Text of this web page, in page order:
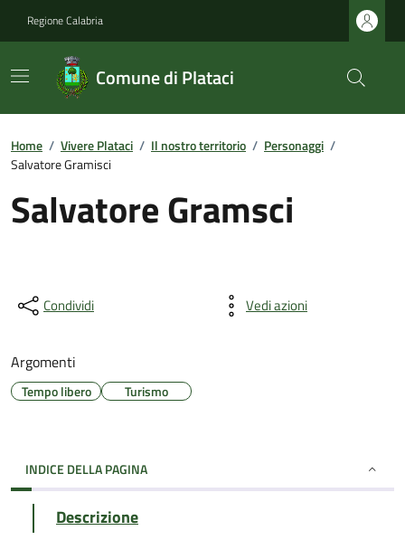
Regione Calabria
Comune di Plataci
Home / Vivere Plataci / Il nostro territorio / Personaggi /
Salvatore Gramisci
Salvatore Gramsci
Condividi Vedi azioni
Argomenti
Tempo libero Turismo
INDICE DELLA PAGINA
Descrizione